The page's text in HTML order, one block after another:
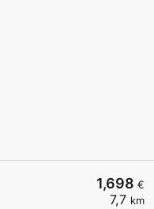
1,698 €
7,7 km